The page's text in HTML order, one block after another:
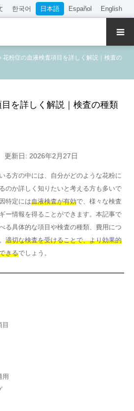
한국어 日本語 Español English
花粉症の血液検査項目を詳しく解説｜検査の
を詳しく解説｜検査の種類
更新日: 2026年2月27日
る方の中には、自分がどのような花粉に
のか詳しく知りたいと考える方も多いで
特定には血液検査が有効で、様々な検査
ー情報を得ることができます。本記事で
る具体的な項目や検査の種類、費用につ
適切な検査を受けることで、より効果的
きるでしょう。
用